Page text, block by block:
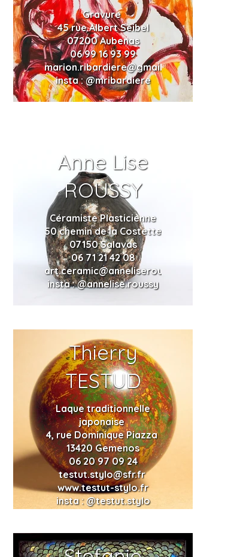
Gravure
45 rue Albert Seibel
07200 Aubenas
06 99 16 93 99
marion.ribardiere@gmail.com
insta : @mribardiere
Anne Lise
ROUSSY
Céramiste Plasticienne
50 chemin de la Costette
07150 Salavas
06 71 21 42 08
art.ceramic@anneliseroussy.fr
insta : @annelise.roussy
Thierry
TESTUD
Laque traditionnelle
japonaise
4, rue Dominique Piazza
13420 Gemenos
06 20 97 09 24
testut.stylo@sfr.fr
www.testut-stylo.fr
insta : @testut.stylo